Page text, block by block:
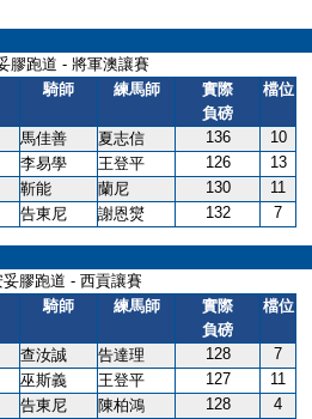
膠跑道 - 將軍澳讓賽
騎師 練馬師
實際
負磅
檔位
馬佳善 夏志信 136
10
李易學 王登平 126
13
靳能 蘭尼 130
11
告東尼 謝恩爕 132 7
膠跑道 - 西貢讓賽
騎師 練馬師
實際
負磅
檔位
查汝誠 告達理 128
7
巫斯義 王登平 127
11
告東尼 陳柏鴻 128
4